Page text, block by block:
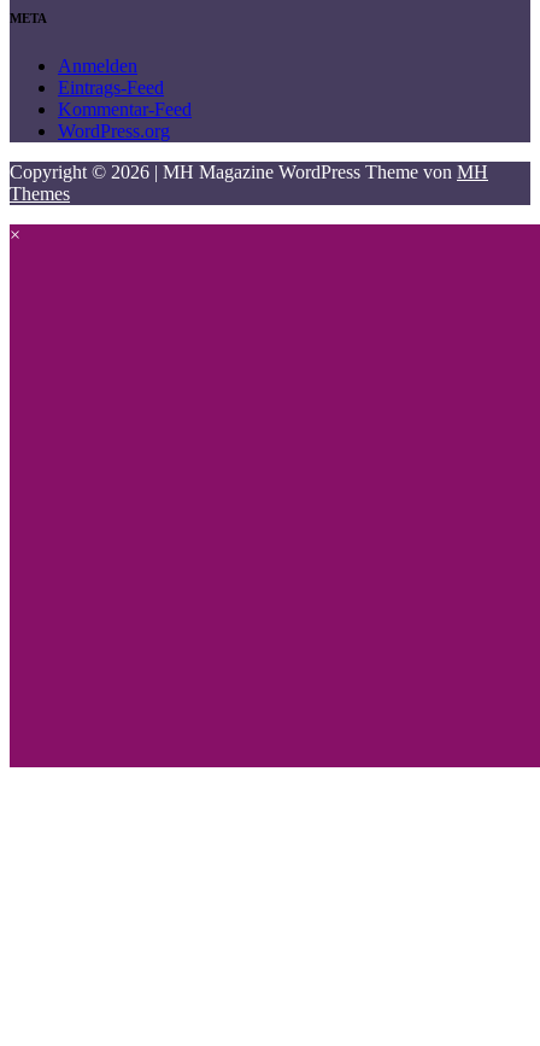
META
Anmelden
Eintrags-Feed
Kommentar-Feed
WordPress.org
Copyright © 2026 | MH Magazine WordPress Theme von MH
Themes
×